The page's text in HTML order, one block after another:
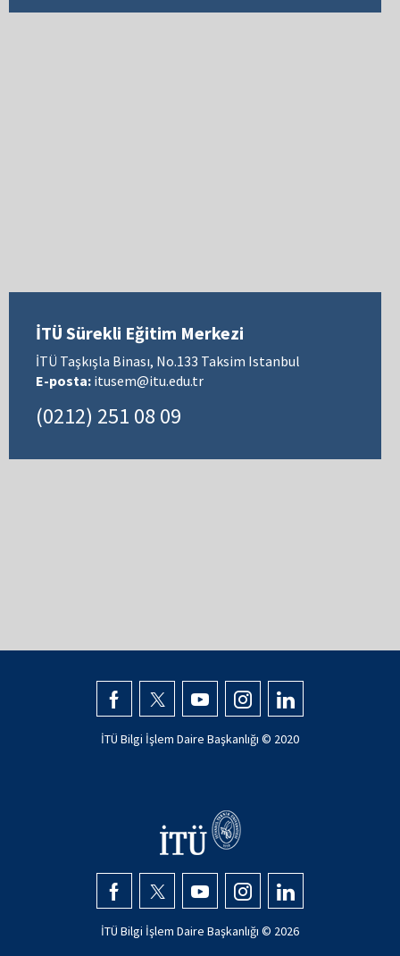
İTÜ Sürekli Eğitim Merkezi
İTÜ Taşkışla Binası, No.133 Taksim Istanbul
E-posta: itusem@itu.edu.tr
(0212) 251 08 09
İTÜ Bilgi İşlem Daire Başkanlığı © 2020
İTÜ Bilgi İşlem Daire Başkanlığı © 2026